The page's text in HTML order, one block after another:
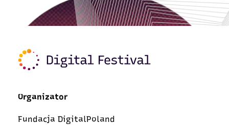
Organizator
Fundacja DigitalPoland